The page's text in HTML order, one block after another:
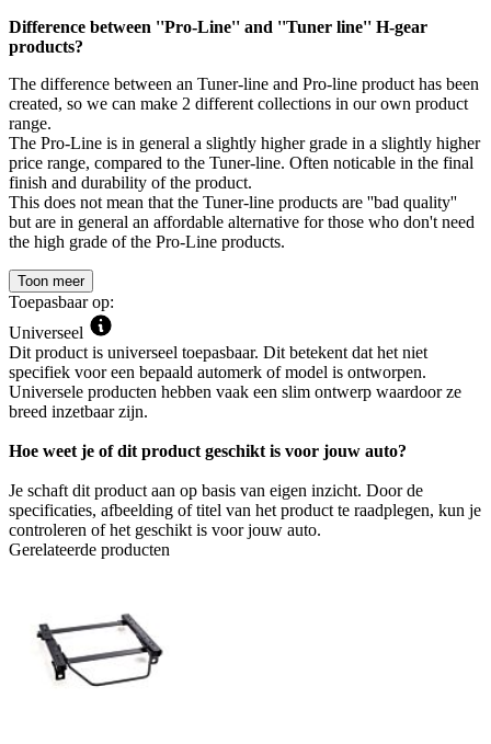
Difference between ''Pro-Line'' and ''Tuner line'' H-gear
products?
The difference between an Tuner-line and Pro-line product has been
created, so we can make 2 different collections in our own product
range.
The Pro-Line is in general a slightly higher grade in a slightly higher
price range, compared to the Tuner-line. Often noticable in the final
finish and durability of the product.
This does not mean that the Tuner-line products are ''bad quality''
but are in general an affordable alternative for those who don't need
the high grade of the Pro-Line products.
Toon meer
Toepasbaar op:
Universeel
Dit product is universeel toepasbaar. Dit betekent dat het niet
specifiek voor een bepaald automerk of model is ontworpen.
Universele producten hebben vaak een slim ontwerp waardoor ze
breed inzetbaar zijn.
Hoe weet je of dit product geschikt is voor jouw auto?
Je schaft dit product aan op basis van eigen inzicht. Door de
specificaties, afbeelding of titel van het product te raadplegen, kun je
controleren of het geschikt is voor jouw auto.
Gerelateerde producten